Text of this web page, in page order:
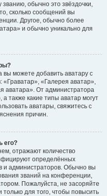
обычно это звёздочки,
сколько сообщений вы
Другое, обычно более
и обычно уникально для
вы можете добавить аватару с
«Граватар», «Галерея аватар»,
аватара». От администратора
также какие типы аватар могут
аватары, свяжитесь с
причин.
его?
отражают количество
определённых
и администраторов. Обычно вы
званий на конференции,
Пожалуйста, не засоряйте
для того, чтобы повысить